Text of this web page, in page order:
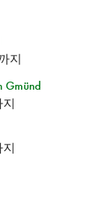
지
Gmünd
지